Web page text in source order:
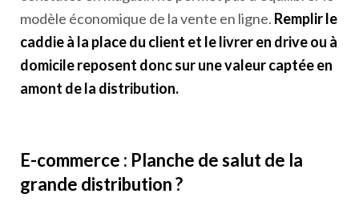
modèle économique de la vente en ligne. Remplir le
caddie à la place du client et le livrer en drive ou à
domicile reposent donc sur une valeur captée en
amont de la distribution.
E-commerce : Planche de salut de la
grande distribution ?